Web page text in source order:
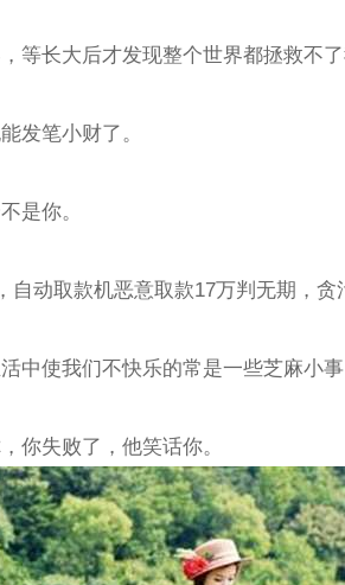
等长大后才发现整个世界都拯救不
发笔小财了。
是你。
自动取款机恶意取款17万判无期，贪
中使我们不快乐的常是一些芝麻小
你失败了，他笑话你。